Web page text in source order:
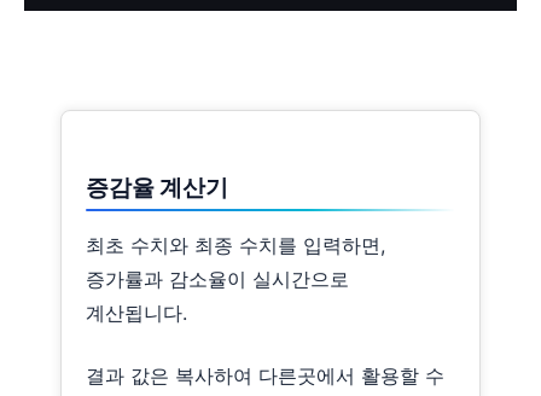
증감율 계산기
최초 수치와 최종 수치를 입력하면,
증가률과 감소율이 실시간으로
계산됩니다.
결과 값은 복사하여 다른곳에서 활용할 수